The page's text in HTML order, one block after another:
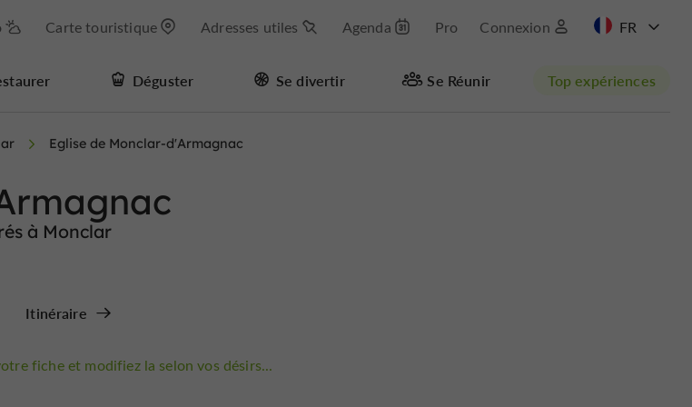
Carte touristique Adresses utiles Agenda Pro Connexion
Déguster Se divertir Se Réunir Top expériences
Eglise de Monclar-d'Armagnac
à Monclar
Itinéraire
fiche et modifiez la selon vos désirs...